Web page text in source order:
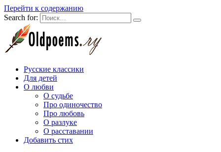
Перейти к содержанию
Search for:
Русские классики
Для детей
О любви
О судьбе
Про одиночество
Про любовь
О разлуке
О расставании
Добавить стих